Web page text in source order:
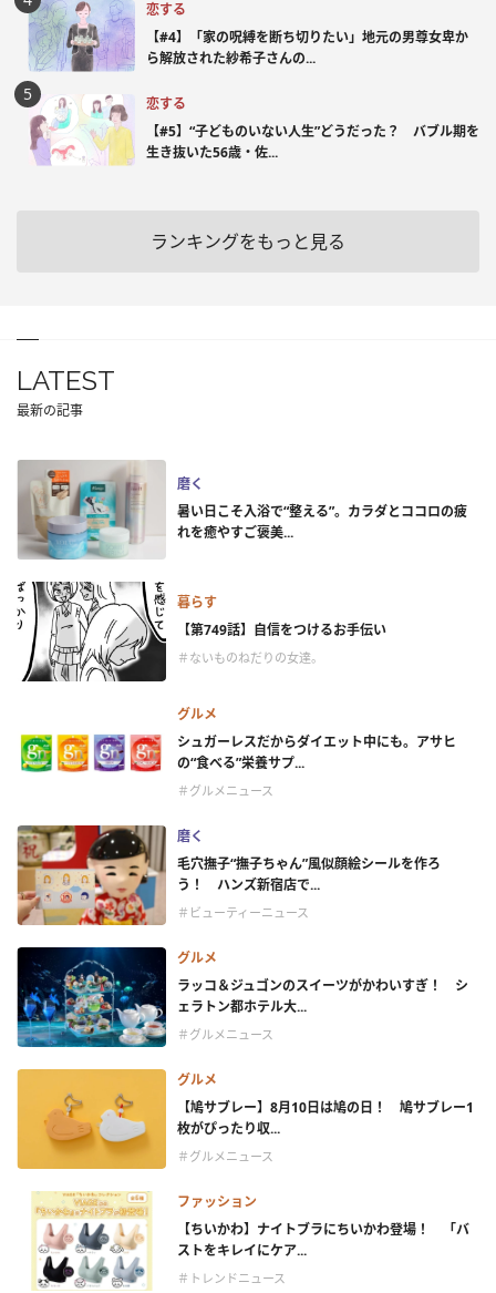
恋する
【#4】「家の呪縛を断ち切りたい」地元の男尊女卑か
ら解放された紗希子さんの...
恋する
【#5】“子どものいない人生”どうだった？ バブル期を
生き抜いた56歳・佐...
ランキングをもっと見る
LATEST
最新の記事
磨く
暑い日こそ入浴で“整える”。カラダとココロの疲
れを癒やすご褒美...
暮らす
【第749話】自信をつけるお手伝い
＃ないものねだりの女達。
グルメ
シュガーレスだからダイエット中にも。アサヒ
の“食べる”栄養サプ...
＃グルメニュース
磨く
毛穴撫子“撫子ちゃん”風似顔絵シールを作ろ
う！ ハンズ新宿店で...
＃ビューティーニュース
グルメ
ラッコ＆ジュゴンのスイーツがかわいすぎ！ シ
ェラトン都ホテル大...
＃グルメニュース
グルメ
【鳩サブレー】8月10日は鳩の日！ 鳩サブレー1
枚がぴったり収...
＃グルメニュース
ファッション
【ちいかわ】ナイトブラにちいかわ登場！ 「バ
ストをキレイにケア...
＃トレンドニュース